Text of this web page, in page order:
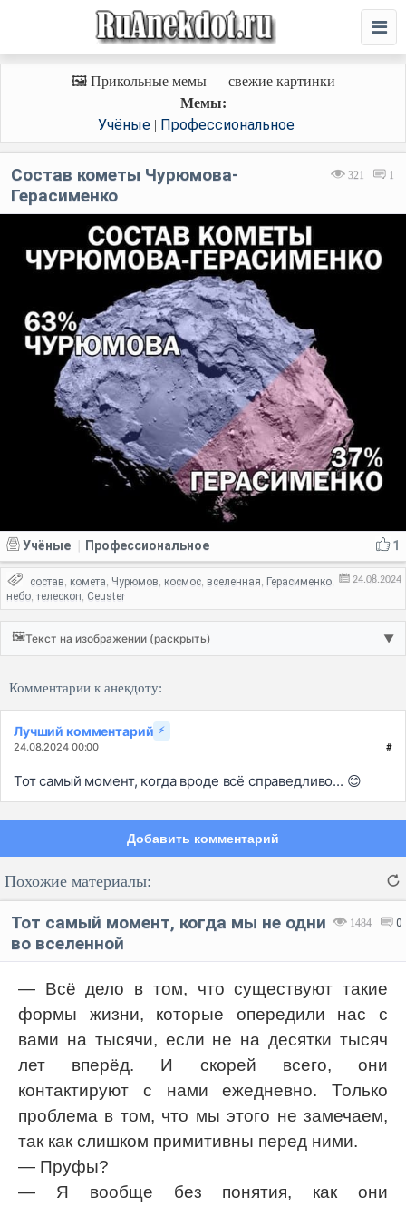
🖼️ Прикольные мемы — свежие картинки
Мемы:
Учёные | Профессиональное
321 1
Состав кометы Чурюмова-
Герасименко
1
Учёные Профессиональное
24.08.2024
состав, комета, Чурюмов, космос, вселенная, Герасименко,
небо,телескоп, Ceuster
🖼️Текст на изображении (раскрыть) ▼
Комментарии к анекдоту:
Лучший комментарий ⚡
24.08.2024 00:00 #
Тот самый момент, когда вроде всё справедливо... 😊
Добавить комментарий
Похожие материалы:
1484 0
Тот самый момент, когда мы не одни
во вселенной
— Всё дело в том, что существуют такие
формы жизни, которые опередили нас с
вами на тысячи, если не на десятки тысяч
лет вперёд. И скорей всего, они
контактируют с нами ежедневно. Только
проблема в том, что мы этого не замечаем,
так как слишком примитивны перед ними.
— Пруфы?
— Я вообще без понятия, как они